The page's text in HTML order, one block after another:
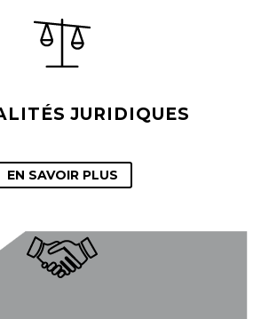
JURIDIQUES
EN SAVOIR PLUS